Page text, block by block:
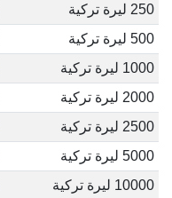
250 ليرة تركية
500 ليرة تركية
1000 ليرة تركية
2000 ليرة تركية
2500 ليرة تركية
5000 ليرة تركية
10000 ليرة تركية